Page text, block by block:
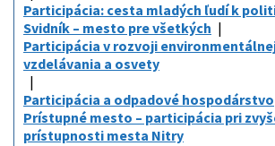
Participácia: cesta mladých ľudí k
Svidník – mesto pre všetkých
Participácia v rozvoji
vzdelávania a osvety
Participácia a odpadové hospodárstvo
Prístupné mesto – participácia pri
prístupnosti mesta Nitry